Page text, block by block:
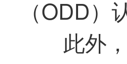
（ODD）
此外